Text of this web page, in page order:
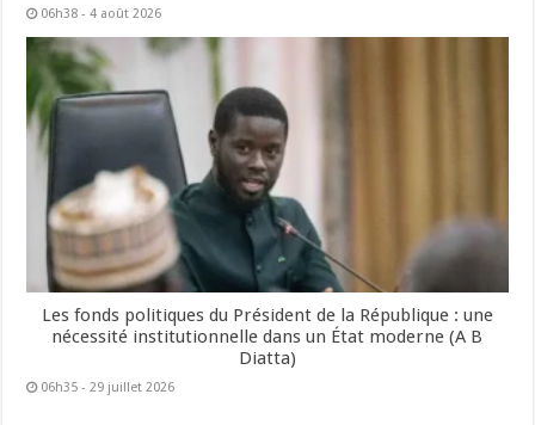
06h38 - 4 août 2026
Les fonds politiques du Président de la République : une
nécessité institutionnelle dans un État moderne (A B
Diatta)
06h35 - 29 juillet 2026